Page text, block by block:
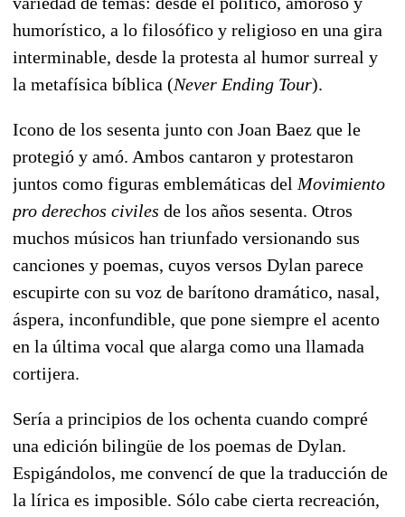
humorístico, a lo filosófico y religioso en una gira
interminable, desde la protesta al humor surreal y
la metafísica bíblica (Never Ending Tour).
Icono de los sesenta junto con Joan Baez que le
protegió y amó. Ambos cantaron y protestaron
juntos como figuras emblemáticas del Movimiento
pro derechos civiles de los años sesenta. Otros
muchos músicos han triunfado versionando sus
canciones y poemas, cuyos versos Dylan parece
escupirte con su voz de barítono dramático, nasal,
áspera, inconfundible, que pone siempre el acento
en la última vocal que alarga como una llamada
cortijera.
Sería a principios de los ochenta cuando compré
una edición bilingüe de los poemas de Dylan.
Espigándolos, me convencí de que la traducción de
la lírica es imposible. Sólo cabe cierta recreación,